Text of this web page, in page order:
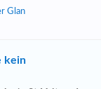
Glan
kein